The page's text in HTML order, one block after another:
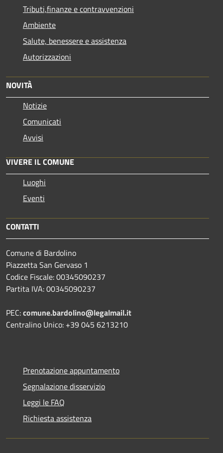
Tributi,finanze e contravvenzioni
Ambiente
Salute, benessere e assistenza
Autorizzazioni
NOVITÀ
Notizie
Comunicati
Avvisi
VIVERE IL COMUNE
Luoghi
Eventi
CONTATTI
Comune di Bardolino
Piazzetta San Gervaso 1
Codice Fiscale: 00345090237
Partita IVA: 00345090237
PEC:comune.bardolino@legalmail.it
Centralino Unico: +39 045 6213210
Prenotazione appuntamento
Segnalazione disservizio
Leggi le FAQ
Richiesta assistenza